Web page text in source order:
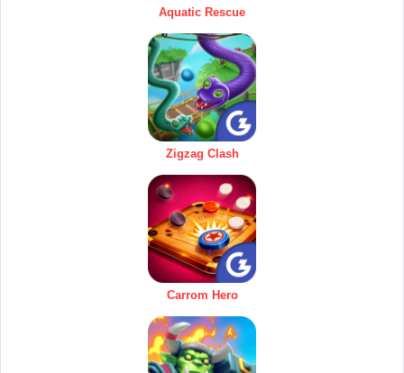
Aquatic Rescue
Zigzag Clash
Carrom Hero